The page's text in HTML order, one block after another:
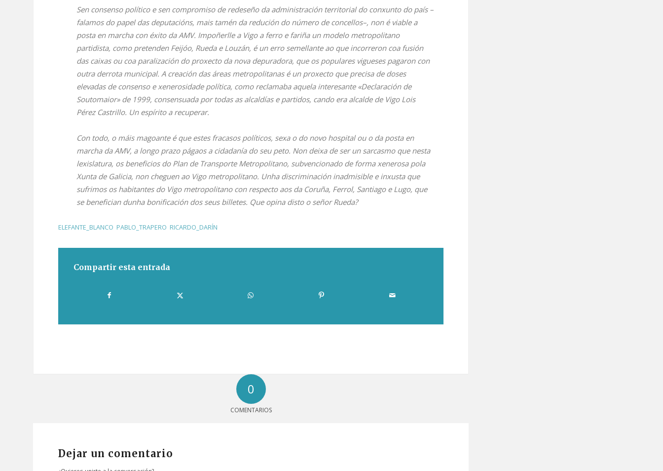
Sen consenso político e sen compromiso de redeseño da administración territorial do conxunto do país –
falamos do papel das deputacións, mais tamén da redución do número de concellos–, non é viable a
posta en marcha con éxito da AMV. Impoñerlle a Vigo a ferro e fariña un modelo metropolitano
partidista, como pretenden Feijóo, Rueda e Louzán, é un erro semellante ao que incorreron coa fusión
das caixas ou coa paralización do proxecto da nova depuradora, que os populares vigueses pagaron con
outra derrota municipal. A creación das áreas metropolitanas é un proxecto que precisa de doses
elevadas de consenso e xenerosidade política, como reclamaba aquela interesante «Declaración de
Soutomaior» de 1999, consensuada por todas as alcaldías e partidos, cando era alcalde de Vigo Lois
Pérez Castrillo. Un espírito a recuperar.
Con todo, o máis magoante é que estes fracasos políticos, sexa o do novo hospital ou o da posta en
marcha da AMV, a longo prazo págaos a cidadanía do seu peto. Non deixa de ser un sarcasmo que nesta
lexislatura, os beneficios do Plan de Transporte Metropolitano, subvencionado de forma xenerosa pola
Xunta de Galicia, non cheguen ao Vigo metropolitano. Unha discriminación inadmisible e inxusta que
sufrimos os habitantes do Vigo metropolitano con respecto aos da Coruña, Ferrol, Santiago e Lugo, que
se benefician dunha bonificación dos seus billetes. Que opina disto o señor Rueda?
ELEFANTE_BLANCO PABLO_TRAPERO RICARDO_DARÍN
Compartir esta entrada
0
COMENTARIOS
Dejar un comentario